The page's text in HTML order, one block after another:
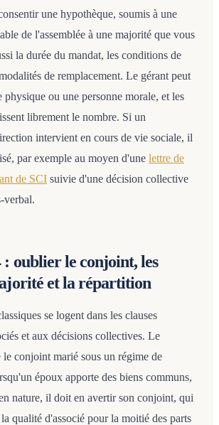
une hypothèque, soumis à une
de l'assemblée à une majorité que vous
la durée du mandat, les conditions de
de remplacement. Le gérant peut
physique ou une personne morale, et les
librement le nombre. Si un
intervient en cours de vie sociale, il
par exemple au moyen d'une lettre de
de SCI suivie d'une décision collective
verbal.
oublier le conjoint, les
et la répartition
se logent dans les clauses
et aux décisions collectives. Le
le conjoint marié sous un régime de
époux apporte des biens communs,
nature, il doit en avertir son conjoint, qui
qualité d'associé pour la moitié des parts